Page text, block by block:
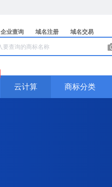
企业查询 域名注册 域名交易
云计算 商标分类